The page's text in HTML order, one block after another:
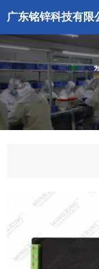
广东铭锌科技有限